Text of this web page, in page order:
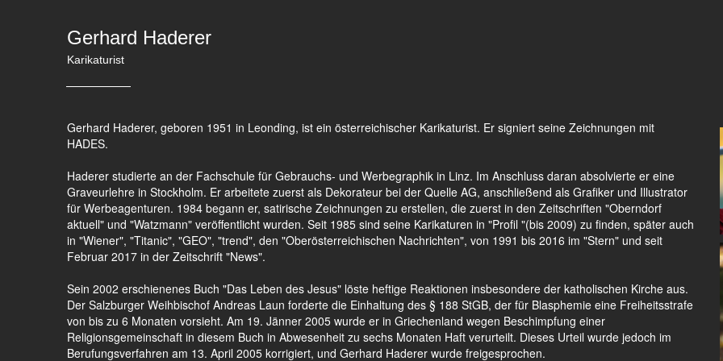
Gerhard Haderer
Karikaturist
Gerhard Haderer, geboren 1951 in Leonding, ist ein österreichischer Karikaturist. Er signiert seine Zeichnungen mit
HADES.
Haderer studierte an der Fachschule für Gebrauchs- und Werbegraphik in Linz. Im Anschluss daran absolvierte er eine
Graveurlehre in Stockholm. Er arbeitete zuerst als Dekorateur bei der Quelle AG, anschließend als Grafiker und Illustrator
für Werbeagenturen. 1984 begann er, satirische Zeichnungen zu erstellen, die zuerst in den Zeitschriften "Oberndorf
aktuell" und "Watzmann" veröffentlicht wurden. Seit 1985 sind seine Karikaturen in "Profil "(bis 2009) zu finden, später auch
in "Wiener", "Titanic", "GEO", "trend", den "Oberösterreichischen Nachrichten", von 1991 bis 2016 im "Stern" und seit
Februar 2017 in der Zeitschrift "News".
Sein 2002 erschienenes Buch "Das Leben des Jesus" löste heftige Reaktionen insbesondere der katholischen Kirche aus.
Der Salzburger Weihbischof Andreas Laun forderte die Einhaltung des § 188 StGB, der für Blasphemie eine Freiheitsstrafe
von bis zu 6 Monaten vorsieht. Am 19. Jänner 2005 wurde er in Griechenland wegen Beschimpfung einer
Religionsgemeinschaft in diesem Buch in Abwesenheit zu sechs Monaten Haft verurteilt. Dieses Urteil wurde jedoch im
Berufungsverfahren am 13. April 2005 korrigiert, und Gerhard Haderer wurde freigesprochen.